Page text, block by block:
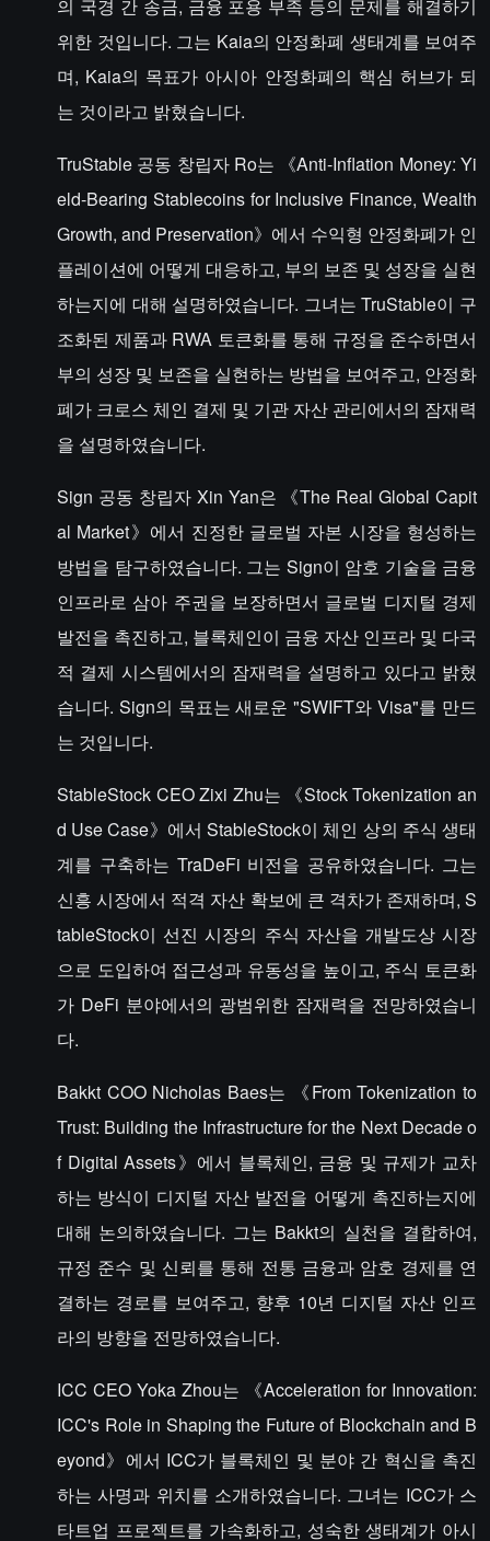
의 국경 간 송금, 금융 포용 부족 등의 문제를 해결하기
위한 것입니다. 그는 Kaia의 안정화폐 생태계를 보여주
며, Kaia의 목표가 아시아 안정화폐의 핵심 허브가 되
는 것이라고 밝혔습니다.
TruStable 공동 창립자 Ro는 《Anti-Inflation Money: Yi
eld-Bearing Stablecoins for Inclusive Finance, Wealth
Growth, and Preservation》에서 수익형 안정화폐가 인
플레이션에 어떻게 대응하고, 부의 보존 및 성장을 실현
하는지에 대해 설명하였습니다. 그녀는 TruStable이 구
조화된 제품과 RWA 토큰화를 통해 규정을 준수하면서
부의 성장 및 보존을 실현하는 방법을 보여주고, 안정화
폐가 크로스 체인 결제 및 기관 자산 관리에서의 잠재력
을 설명하였습니다.
Sign 공동 창립자 Xin Yan은 《The Real Global Capit
al Market》에서 진정한 글로벌 자본 시장을 형성하는
방법을 탐구하였습니다. 그는 Sign이 암호 기술을 금융
인프라로 삼아 주권을 보장하면서 글로벌 디지털 경제
발전을 촉진하고, 블록체인이 금융 자산 인프라 및 다국
적 결제 시스템에서의 잠재력을 설명하고 있다고 밝혔
습니다. Sign의 목표는 새로운 "SWIFT와 Visa"를 만드
는 것입니다.
StableStock CEO Zixi Zhu는 《Stock Tokenization an
d Use Case》에서 StableStock이 체인 상의 주식 생태
계를 구축하는 TraDeFi 비전을 공유하였습니다. 그는
신흥 시장에서 적격 자산 확보에 큰 격차가 존재하며, S
tableStock이 선진 시장의 주식 자산을 개발도상 시장
으로 도입하여 접근성과 유동성을 높이고, 주식 토큰화
가 DeFi 분야에서의 광범위한 잠재력을 전망하였습니
다.
Bakkt COO Nicholas Baes는 《From Tokenization to
Trust: Building the Infrastructure for the Next Decade o
f Digital Assets》에서 블록체인, 금융 및 규제가 교차
하는 방식이 디지털 자산 발전을 어떻게 촉진하는지에
대해 논의하였습니다. 그는 Bakkt의 실천을 결합하여,
규정 준수 및 신뢰를 통해 전통 금융과 암호 경제를 연
결하는 경로를 보여주고, 향후 10년 디지털 자산 인프
라의 방향을 전망하였습니다.
ICC CEO Yoka Zhou는 《Acceleration for Innovation:
ICC's Role in Shaping the Future of Blockchain and B
eyond》에서 ICC가 블록체인 및 분야 간 혁신을 촉진
하는 사명과 위치를 소개하였습니다. 그녀는 ICC가 스
타트업 프로젝트를 가속화하고, 성숙한 생태계가 아시